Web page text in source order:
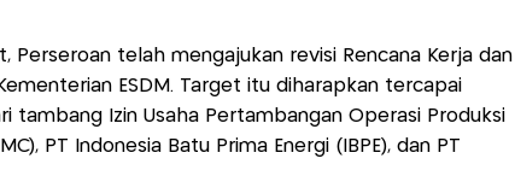
telah mengajukan revisi Rencana Kerja dan
ESDM. Target itu diharapkan tercapai
tambang Izin Usaha Pertambangan Operasi Produksi
PT Indonesia Batu Prima Energi (IBPE), dan PT